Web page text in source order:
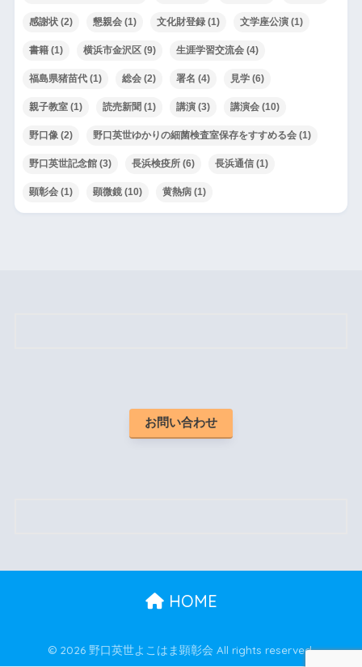
感謝状(2) 懇親会(1) 文化財登録(1) 文学座公演(1)
書籍(1) 横浜市金沢区(9) 生涯学習交流会(4)
福島県猪苗代(1) 総会(2) 署名 (4) 見学(6)
親子教室(1) 読売新聞 (1) 講演(3) 講演会(10)
野口像(2) 野口英世ゆかりの細菌検査室保存をすすめる会(1)
野口英世記念館(3) 長浜検疫所(6) 長浜通信(1)
顕彰会(1) 顕微鏡(10) 黄熱病(1)
お問い合わせ
HOME
© 2026 野口英世よこはま顕彰会 All rights reserved.